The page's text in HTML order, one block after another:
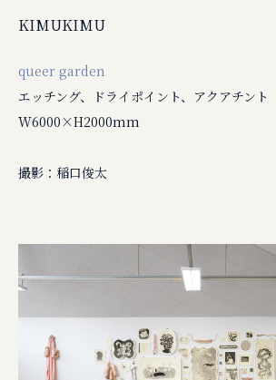
KIMUKIMU
queer garden
エッチング、ドライポイント、アクアチント
W6000×H2000mm
撮影：稲口俊太